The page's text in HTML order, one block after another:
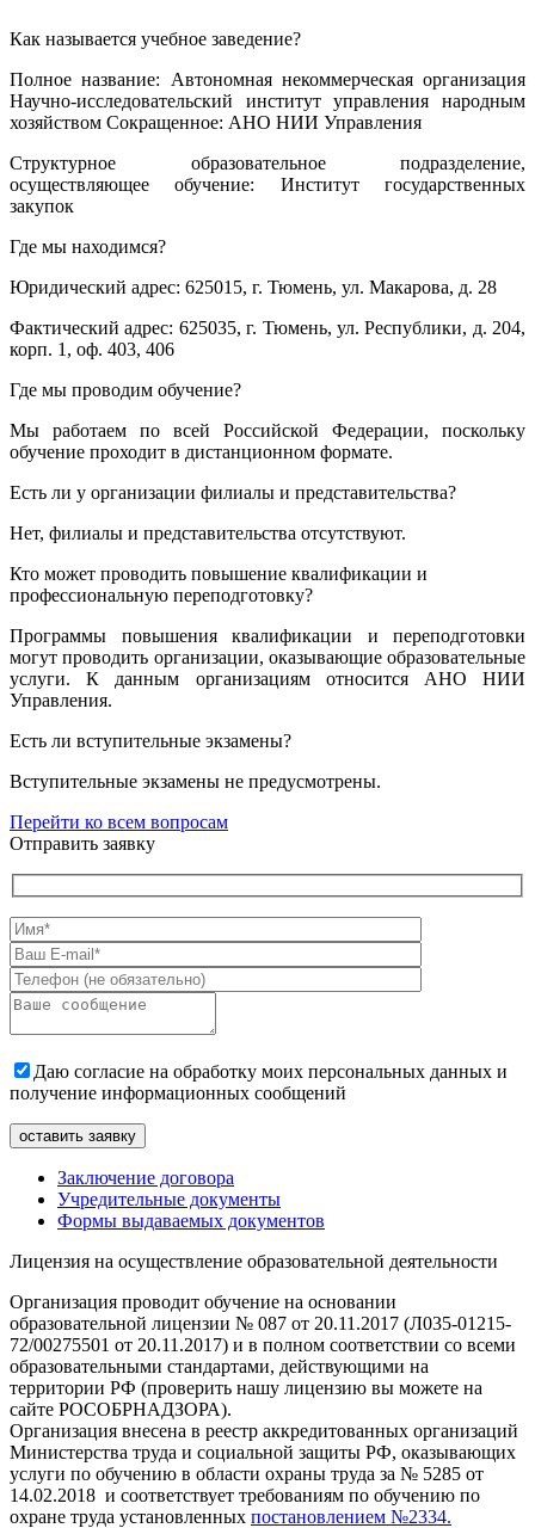
Как называется учебное заведение?
Полное название: Автономная некоммерческая организация
Научно-исследовательский институт управления народным
хозяйством Сокращенное: АНО НИИ Управления
Структурное образовательное подразделение,
осуществляющее обучение: Институт государственных
закупок
Где мы находимся?
Юридический адрес: 625015, г. Тюмень, ул. Макарова, д. 28
Фактический адрес: 625035, г. Тюмень, ул. Республики, д. 204,
корп. 1, оф. 403, 406
Где мы проводим обучение?
Мы работаем по всей Российской Федерации, поскольку
обучение проходит в дистанционном формате.
Есть ли у организации филиалы и представительства?
Нет, филиалы и представительства отсутствуют.
Кто может проводить повышение квалификации и
профессиональную переподготовку?
Программы повышения квалификации и переподготовки
могут проводить организации, оказывающие образовательные
услуги. К данным организациям относится АНО НИИ
Управления.
Есть ли вступительные экзамены?
Вступительные экзамены не предусмотрены.
Перейти ко всем вопросам
Отправить заявку
Даю согласие на обработку моих персональных данных и
получение информационных сообщений
Заключение договора
Учредительные документы
Формы выдаваемых документов
Лицензия на осуществление образовательной деятельности
Организация проводит обучение на основании
образовательной лицензии № 087 от 20.11.2017 (Л035-01215-
72/00275501 от 20.11.2017) и в полном соответствии со всеми
образовательными стандартами, действующими на
территории РФ (проверить нашу лицензию вы можете на
сайте РОСОБРНАДЗОРА).
Организация внесена в реестр аккредитованных организаций
Министерства труда и социальной защиты РФ, оказывающих
услуги по обучению в области охраны труда за № 5285 от
14.02.2018 и соответствует требованиям по обучению по
охране труда установленных постановлением №2334.